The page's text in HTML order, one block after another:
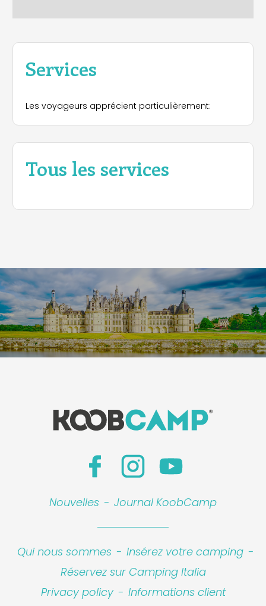
Services
Les voyageurs apprécient particulièrement:
Tous les services
Nouvelles - Journal KoobCamp
Qui nous sommes - Insérez votre camping -
Réservez sur Camping Italia
Privacy policy - Informations client